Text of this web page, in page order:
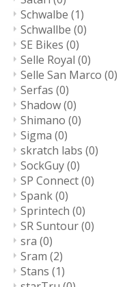
Schwalbe (1)
Schwallbe (0)
SE Bikes (0)
Selle Royal (0)
Selle San Marco (0)
Serfas (0)
Shadow(0)
Shimano (0)
Sigma (0)
skratch labs (0)
SockGuy(0)
SP Connect(0)
Spank(0)
Sprintech (0)
SR Suntour(0)
sra (0)
Sram (2)
Stans (1)